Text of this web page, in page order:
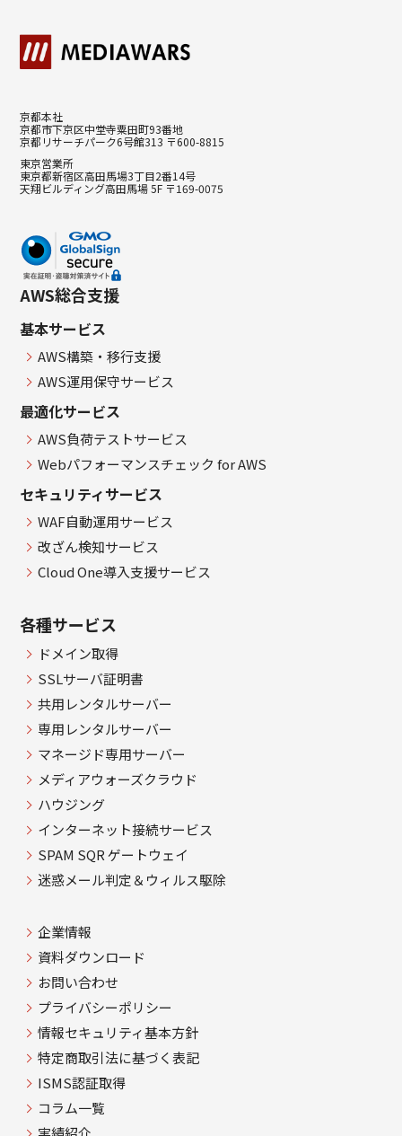
京都本社
京都市下京区中堂寺粟田町93番地
京都リサーチパーク6号館313 〒600-8815
東京営業所
東京都新宿区高田馬場3丁目2番14号
天翔ビルディング高田馬場 5F 〒169-0075
AWS総合支援
基本サービス
AWS構築・移行支援
AWS運用保守サービス
最適化サービス
AWS負荷テストサービス
Webパフォーマンスチェック for AWS
セキュリティサービス
WAF自動運用サービス
改ざん検知サービス
Cloud One導入支援サービス
各種サービス
ドメイン取得
SSLサーバ証明書
共用レンタルサーバー
専用レンタルサーバー
マネージド専用サーバー
メディアウォーズクラウド
ハウジング
インターネット接続サービス
SPAM SQR ゲートウェイ
迷惑メール判定＆ウィルス駆除
企業情報
資料ダウンロード
お問い合わせ
プライバシーポリシー
情報セキュリティ基本方針
特定商取引法に基づく表記
ISMS認証取得
コラム一覧